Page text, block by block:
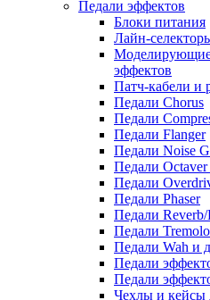
Педали эффектов
Блоки питания
Лайн-
Моделирующие
эффектов
Патч-кабели и
Педали Chorus
Педали
Педали Flanger
Педали Noise
Педали Octaver
Педали
Педали Phaser
Педали
Педали
Педали Wah и
Педали
Педали
Чехлы и кейсы